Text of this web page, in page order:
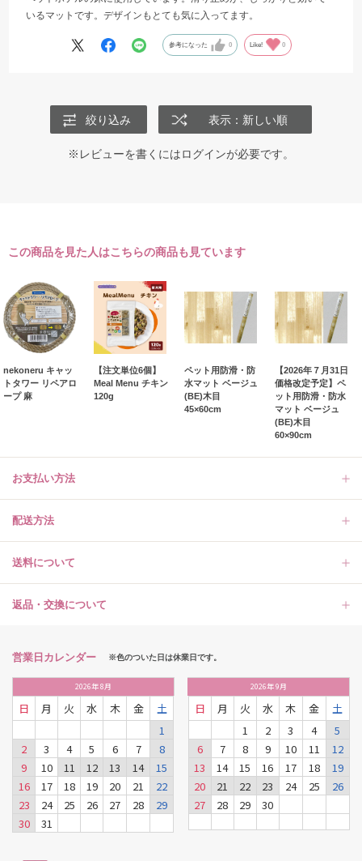
いるマットです。デザインもとても気に入ってます。
参考になった 0 Like! 0
絞り込み 表示：新しい順
※レビューを書くにはログインが必要です。
この商品を見た人はこちらの商品も見ています
nekoneru キャッ
トタワー リペアロ
ープ 麻
【注文単位6個】
Meal Menu チキン
120g
ペット用防滑・防
水マット ベージュ
(BE)木目
45×60cm
【2026年７月31日
価格改定予定】ペ
ット用防滑・防水
マット ベージュ
(BE)木目
60×90cm
お支払い方法
配送方法
送料について
返品・交換について
営業日カレンダー ※色のついた日は休業日です。
2026年8月
日 月 火 水 木 金
土
1
2
3 4 5 6 7
8
9
10 11 12 13 14
15
16
17 18 19 20 21
22
23
24 25 26 27 28
29
30
31
2026年9月
日 月 火 水 木 金
土
1
2 3 4
5
6
7 8 9 10 11
12
13
14 15 16 17 18
19
20
21 22 23 24 25
26
27
28 29 30